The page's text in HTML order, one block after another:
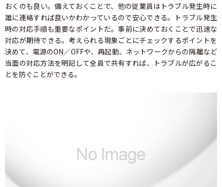
おくのも良い。備えておくことで、他の従業員はトラブル発生時に
誰に連絡すれば良いかわかっているので安心できる。トラブル発生
時の対応手順も重要なポイントだ。事前に決めておくことで迅速な
対応が期待できる。考えられる現象ごとにチェックするポイントを
決めて、電源のON／OFFや、再起動、ネットワークからの隔離など
当面の対応方法を明記して全員で共有すれば、トラブルが広がるこ
とを防ぐことができる。